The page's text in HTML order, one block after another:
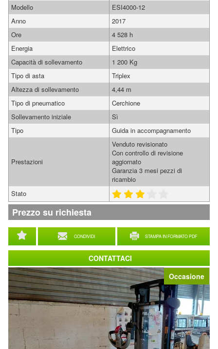
Occasione
CONDIVIDI STAMPA IN FORMATO PDF
Modello
ESI4000-12
Anno
2017
Ore
4 528 h
Energia
Elettrico
Capacità di sollevamento
1 200 Kg
Tipo di asta
Triplex
Altezza di sollevamento
4,44 m
Tipo di pneumatico
Cerchione
Sollevamento iniziale
Sì
Tipo
Guida in accompagnamento
Prestazioni
Venduto revisionato
Con controllo di revisione
aggiornato
Garanzia 3 mesi pezzi di
ricambio
Stato
Prezzo su richiesta
CONTATTACI